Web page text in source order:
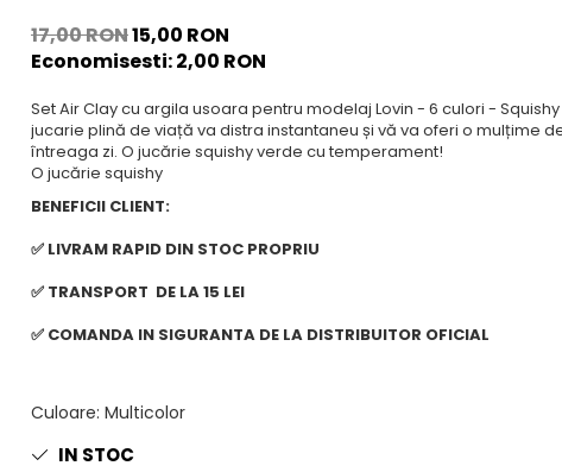
17,00 RON15,00 RON
Economisesti:2,00 RON
Set Air Clay cu argila usoara pentru modelaj Lovin - 6 culori -
jucarie plină de viață va distra instantaneu și vă va oferi o mulțime
întreaga zi. O jucărie squishy verde cu temperament!
O jucărie squishy
BENEFICII CLIENT:
✅ LIVRAM RAPID DIN STOC PROPRIU
✅ TRANSPORT DE LA 15 LEI
✅ COMANDA IN SIGURANTA DE LA DISTRIBUITOR OFICIAL
Culoare: Multicolor
IN STOC